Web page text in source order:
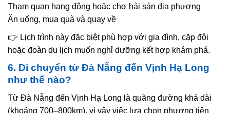
Tham quan hang động hoặc chợ hải sản địa phương
Ăn uống, mua quà và quay về
👉 Lịch trình này đặc biệt phù hợp với gia đình, cặp đôi
hoặc đoàn du lịch muốn nghỉ dưỡng kết hợp khám phá.
6. Di chuyển từ Đà Nẵng đến Vịnh Hạ Long
như thế nào?
Từ Đà Nẵng đến Vịnh Hạ Long là quãng đường khá dài
(khoảng 700–800km), vì vậy việc lựa chọn phương tiện